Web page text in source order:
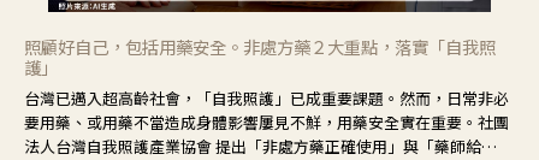
照顧好自己，包括用藥安全。非處方藥２大重點，落實「自我照
護」
台灣已邁入超高齡社會，「自我照護」已成重要課題。然而，日常非必
要用藥、或用藥不當造成身體影響屢見不鮮，用藥安全實在重要。社團
法人台灣自我照護產業協會 提出「非處方藥正確使用」與「藥師給